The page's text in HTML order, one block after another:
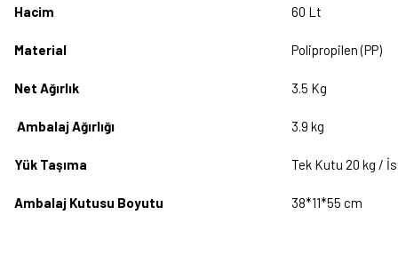
Hacim 60 Lt
Material Polipropilen (PP)
Net Ağırlık 3.5 Kg
Ambalaj Ağırlığı 3.9 kg
Yük Taşıma Tek Kutu 20 kg /
Ambalaj Kutusu Boyutu 38*11*55 cm